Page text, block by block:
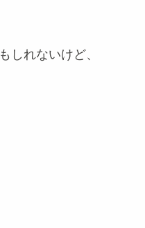
しれないけど、